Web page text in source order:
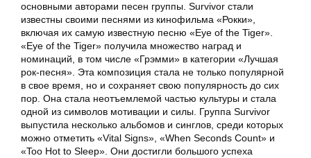
основными авторами песен группы. Survivor стали
известны своими песнями из кинофильма «Рокки»,
включая их самую известную песню «Eye of the Tiger».
«Eye of the Tiger» получила множество наград и
номинаций, в том числе «Грэмми» в категории «Лучшая
рок-песня». Эта композиция стала не только популярной
в свое время, но и сохраняет свою популярность до сих
пор. Она стала неотъемлемой частью культуры и стала
одной из символов мотивации и силы. Группа Survivor
выпустила несколько альбомов и синглов, среди которых
можно отметить «Vital Signs», «When Seconds Count» и
«Too Hot to Sleep». Они достигли большого успеха